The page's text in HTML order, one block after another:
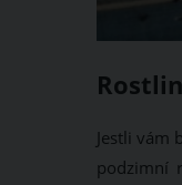
Jestli
podzimní